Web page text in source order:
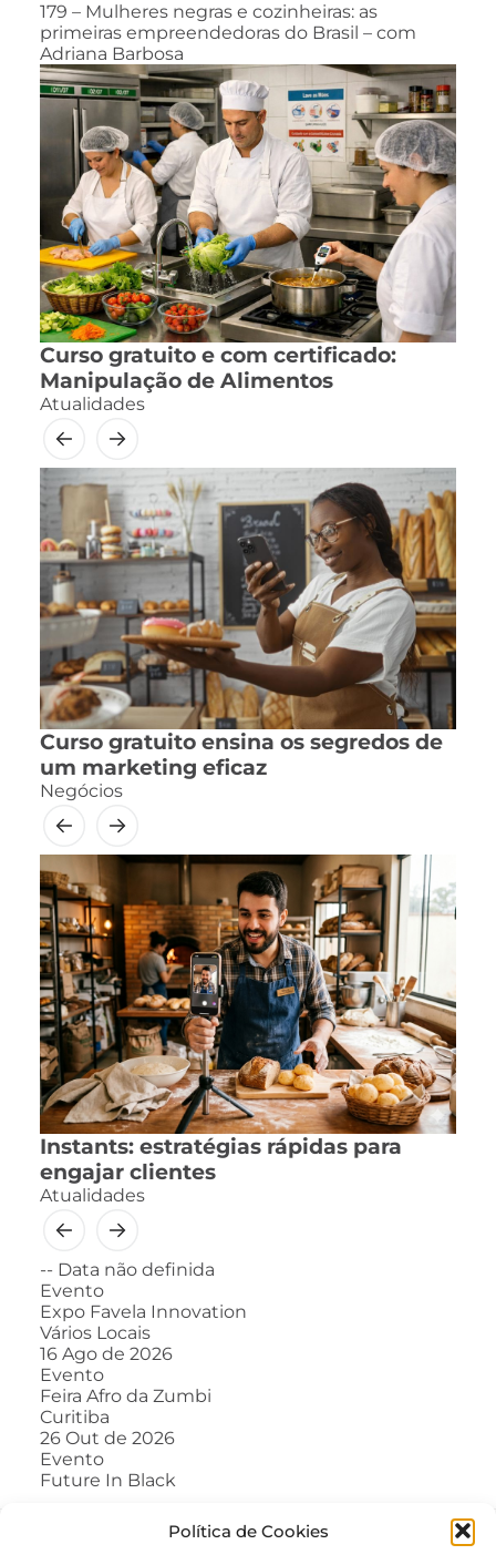
Política de Cookies
179 – Mulheres negras e cozinheiras: as
primeiras empreendedoras do Brasil – com
Adriana Barbosa
Curso gratuito e com certificado:
Manipulação de Alimentos
Atualidades
Curso gratuito ensina os segredos de
um marketing eficaz
Negócios
Instants: estratégias rápidas para
engajar clientes
Atualidades
-- Data não definida
Evento
Expo Favela Innovation
Vários Locais
16 Ago de 2026
Evento
Feira Afro da Zumbi
Curitiba
26 Out de 2026
Evento
Future In Black